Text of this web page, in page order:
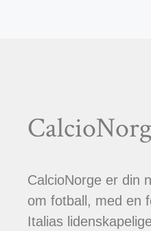
CalcioNorge er din
om fotball, med en
Italias